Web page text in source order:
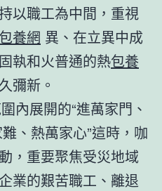
以職工為中間，重視
包養網 異、在立異中成
執和火普通的熱包養
彌新。
內展開的“進萬家門、
、熱萬家心”這時，咖
，重要聚焦受災地域
業的艱苦職工、離退